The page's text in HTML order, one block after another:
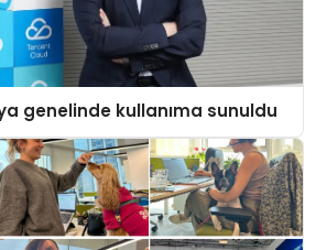
genelinde kullanıma sunuldu